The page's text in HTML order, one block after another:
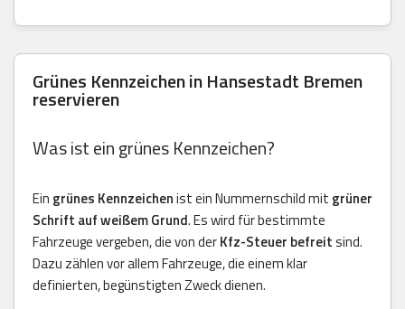
Grünes Kennzeichen in Hansestadt Bremen
reservieren
Was ist ein grünes Kennzeichen?
Ein grünes Kennzeichenist ein Nummernschild mit grüner
Schrift auf weißem Grund. Es wird für bestimmte
Fahrzeuge vergeben, die von derKfz-Steuer befreitsind.
Dazu zählen vor allem Fahrzeuge, die einem klar
definierten, begünstigten Zweck dienen.